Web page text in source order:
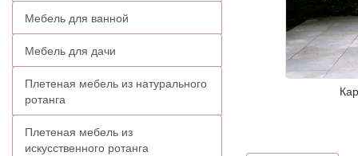
Мебель для ванной
Мебель для дачи
Плетеная мебель из натурального
ротанга
Плетеная мебель из
искусственного ротанга